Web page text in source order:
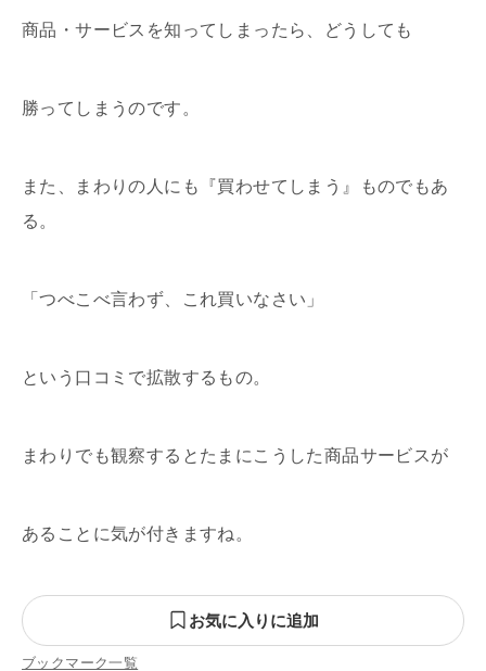
商品・サービスを知ってしまったら、どうしても
勝ってしまうのです。
また、まわりの人にも『買わせてしまう』ものでもあ
る。
「つべこべ言わず、これ買いなさい」
という口コミで拡散するもの。
まわりでも観察するとたまにこうした商品サービスが
あることに気が付きますね。
お気に入りに追加
ブックマーク一覧